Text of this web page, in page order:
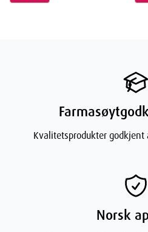
Kvalitetsprodukter godkjent
Norsk